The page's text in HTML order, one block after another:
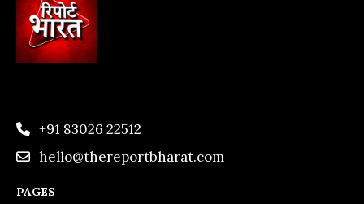
+91 83026 22512
hello@thereportbharat.com
PAGES